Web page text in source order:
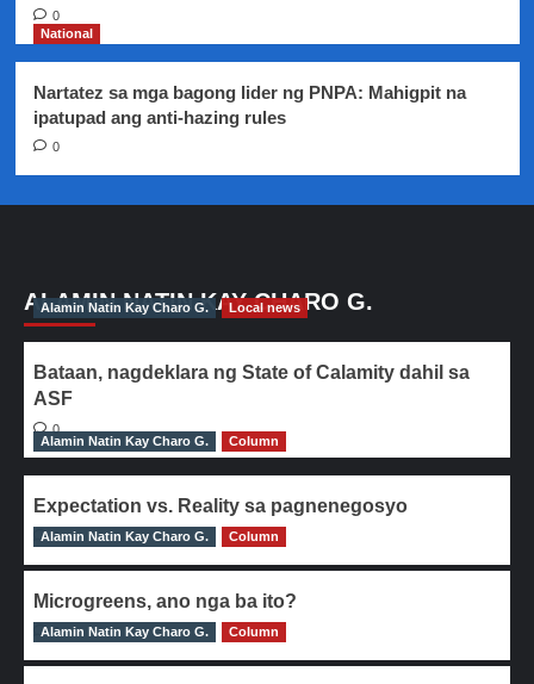
0
National
Nartatez sa mga bagong lider ng PNPA: Mahigpit na
ipatupad ang anti-hazing rules
0
ALAMIN NATIN KAY CHARO G.
Alamin Natin Kay Charo G. Local news
Bataan, nagdeklara ng State of Calamity dahil sa
ASF
0
Alamin Natin Kay Charo G.
Column
Expectation vs. Reality sa pagnenegosyo
0
Alamin Natin Kay Charo G. Column
Microgreens, ano nga ba ito?
0
Alamin Natin Kay Charo G. Column